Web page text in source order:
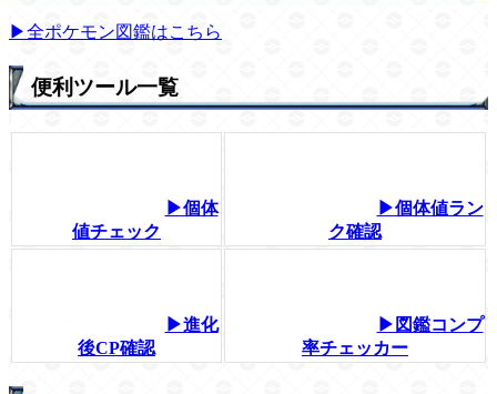
▶全ポケモン図鑑はこちら
便利ツール一覧
▶個体
値チェック
▶個体値ラン
ク確認
▶進化
後CP確認
▶図鑑コンプ
率チェッカー